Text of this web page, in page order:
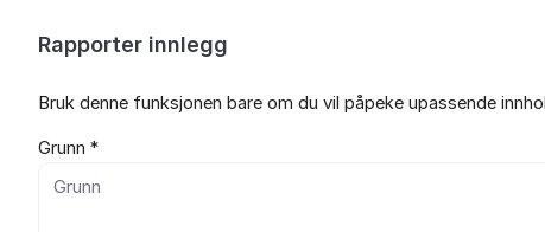
Rapporter innlegg
Bruk denne funksjonen bare om du vil påpeke upassende
Grunn *